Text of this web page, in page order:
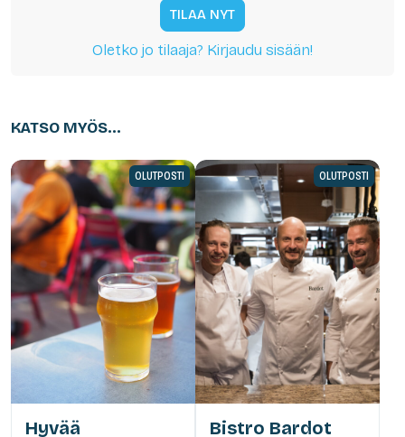
TILAA NYT
Oletko jo tilaaja? Kirjaudu sisään!
KATSO MYÖS...
OLUTPOSTI
Hyvää
OLUTPOSTI
Bistro Bardot